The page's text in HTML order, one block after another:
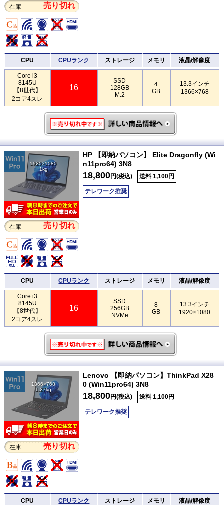
在庫 売り切れ
CPU CPUランク ストレージ メモリ 液晶/解像度
Core i3
8145U
【8世代】
2コア4スレ
16
SSD
128GB
M.2
4
GB
13.3インチ
1366×768
1920×1080
1kg
在庫 売り切れ
HP 【即納パソコン】 Elite Dragonfly (Wi
n11pro64) 3N8
18,800円(税込) 送料 1,100円
テレワーク推奨
CPU CPUランク ストレージ メモリ 液晶/解像度
Core i3
8145U
【8世代】
2コア4スレ
16
SSD
256GB
NVMe
8
GB
13.3インチ
1920×1080
1366×768
1.27kg
在庫 売り切れ
Lenovo 【即納パソコン】ThinkPad X28
0 (Win11pro64) 3N8
18,800円(税込) 送料 1,100円
テレワーク推奨
CPU CPUランク ストレージ メモリ 液晶/解像度